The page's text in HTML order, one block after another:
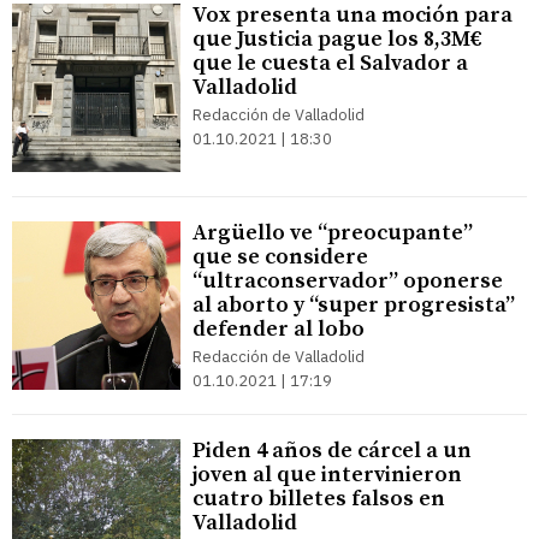
Vox presenta una moción para
que Justicia pague los 8,3M€
que le cuesta el Salvador a
Valladolid
Redacción de Valladolid
01.10.2021 | 18:30
Argüello ve “preocupante”
que se considere
“ultraconservador” oponerse
al aborto y “super progresista”
defender al lobo
Redacción de Valladolid
01.10.2021 | 17:19
Piden 4 años de cárcel a un
joven al que intervinieron
cuatro billetes falsos en
Valladolid